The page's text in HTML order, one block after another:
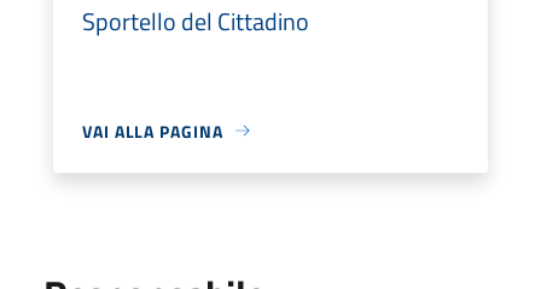
Sportello del Cittadino
VAI ALLA PAGINA